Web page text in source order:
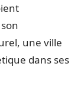
une ville
dans ses